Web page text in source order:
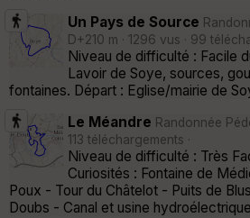
Un Pays de Source
D+210 m · 1296 vus · 99
Niveau de difficulté : Facile
Lavoir de Soye, sources,
fontaines. Départ : Eglise/mairie de
Le Méandre Randonnée
113 téléchargements ·
Niveau de difficulté : Très
Curiosités : Fontaine de
Poux - Tour du Châtelot - Puits de
Doubs - Canal et usine